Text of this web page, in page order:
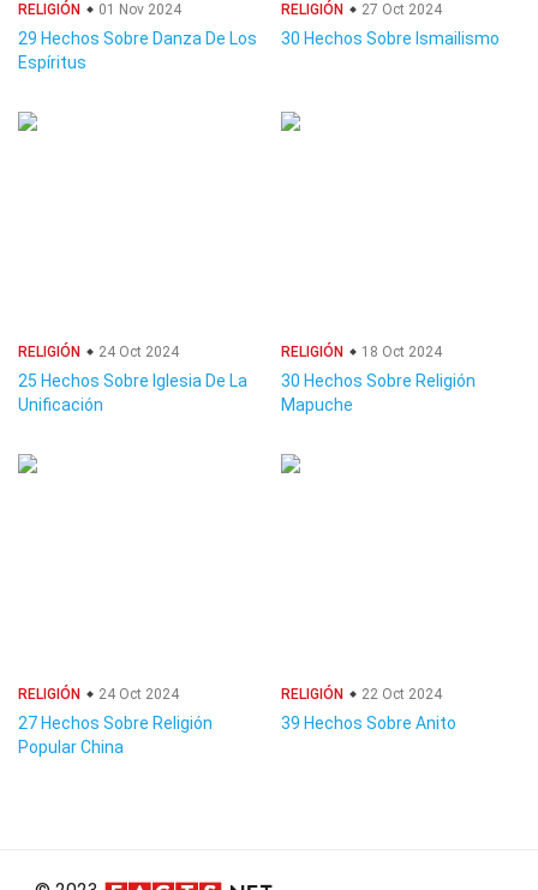
RELIGIÓN 01 Nov 2024
29 Hechos Sobre Danza De Los
Espíritus
RELIGIÓN 27 Oct 2024
30 Hechos Sobre Ismailismo
RELIGIÓN 24 Oct 2024
25 Hechos Sobre Iglesia De La
Unificación
RELIGIÓN 18 Oct 2024
30 Hechos Sobre Religión
Mapuche
RELIGIÓN 24 Oct 2024
27 Hechos Sobre Religión
Popular China
RELIGIÓN 22 Oct 2024
39 Hechos Sobre Anito